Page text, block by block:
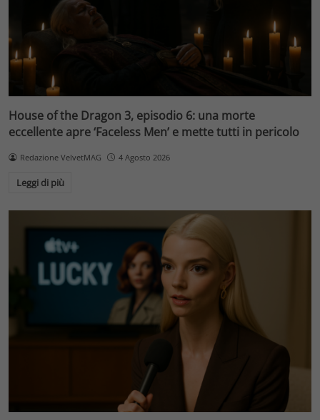
House of the Dragon 3, episodio 6: una morte
eccellente apre ‘Faceless Men’ e mette tutti in pericolo
Redazione VelvetMAG 4 Agosto 2026
Leggi di più